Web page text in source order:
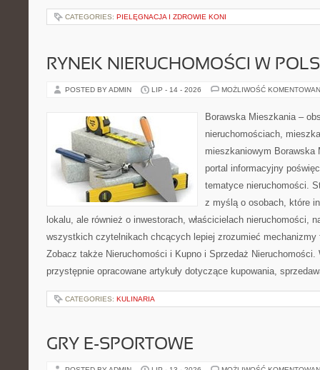
CATEGORIES: PIELĘGNACJA I ZDROWIE KONI
RYNEK NIERUCHOMOŚCI W
POSTED BY ADMIN LIP - 14 - 2026 MOŻLIWOŚĆ
Borawska Mieszkania –
nieruchomościach,
mieszkaniowym Borawska
portal informacyjny
tematyce nieruchomości.
z myślą o osobach, które
lokalu, ale również o inwestorach, właścicielach nieruchomości,
wszystkich czytelnikach chcących lepiej zrozumieć mechanizmy
Zobacz także Nieruchomości i Kupno i Sprzedaż
przystępnie opracowane artykuły dotyczące kupowania,
CATEGORIES: KULINARIA
GRY E-SPORTOWE